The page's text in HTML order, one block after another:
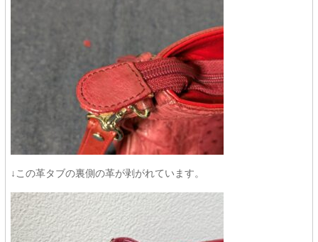
↓この革タブの裏側の革が剥がれています。